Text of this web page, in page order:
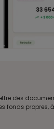
des
propres,